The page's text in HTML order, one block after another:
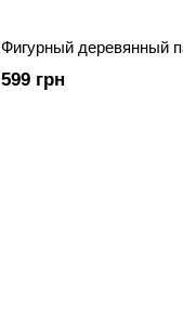
Фигурный деревянный
599 грн